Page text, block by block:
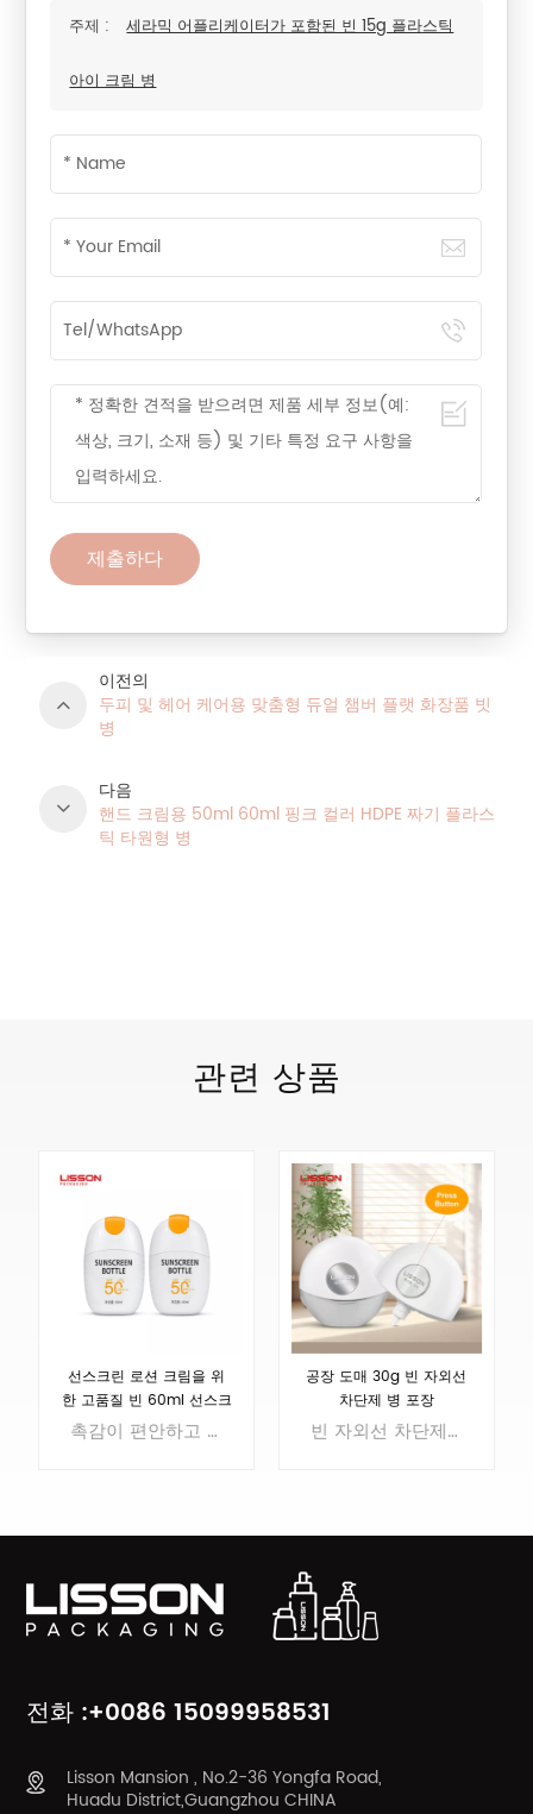
주제 : 세라믹 어플리케이터가 포함된 빈 15g 플라스틱
아이 크림 병
제출하다
이전의
두피 및 헤어 케어용 맞춤형 듀얼 챔버 플랫 화장품 빗
병
다음
핸드 크림용 50ml 60ml 핑크 컬러 HDPE 짜기 플라스
틱 타원형 병
관련 상품
선스크린 로션 크림을 위
한 고품질 빈 60ml 선스크
린 병
촉감이 편안하고 질감이 가벼워 다양한 고객 요구 사항을 충족할 수 있습니다. MOQ10000개.
공장 도매 30g 빈 자외선
차단제 병 포장
빈 자외선 차단제 병은 해변, 수영장, 등산로 등 햇빛 아래에서 보낸 즐거운 시간의 추억을 불러일으킵니다. 유해한 자외선으로부터 보호하고 피부 관리의 중요성을 상징합니다.우리는 다양한 고객의 요구를 충족시킬 수 있는 전문 R&D 팀을 보유하고 있습니다. 빈 자외선 차단제 병을 찾고 있다면 지금 문의하세요!
전화 :+0086 15099958531
Lisson Mansion , No.2-36 Yongfa Road,
Huadu District,Guangzhou CHINA